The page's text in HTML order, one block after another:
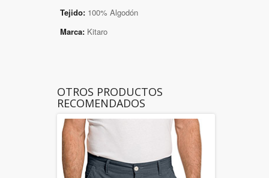
Tejido: 100% Algodón
Marca: Kitaro
OTROS PRODUCTOS
RECOMENDADOS